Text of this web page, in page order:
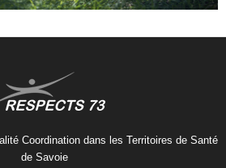
Coordination dans les Territoires de Santé
de Savoie